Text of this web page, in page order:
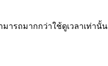
ารถมากกว่าใช้ดูเวลาเท่านั้